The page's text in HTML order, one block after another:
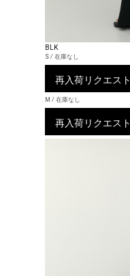
BLK
S / 在庫なし
再入荷リクエスト
M / 在庫なし
再入荷リクエスト